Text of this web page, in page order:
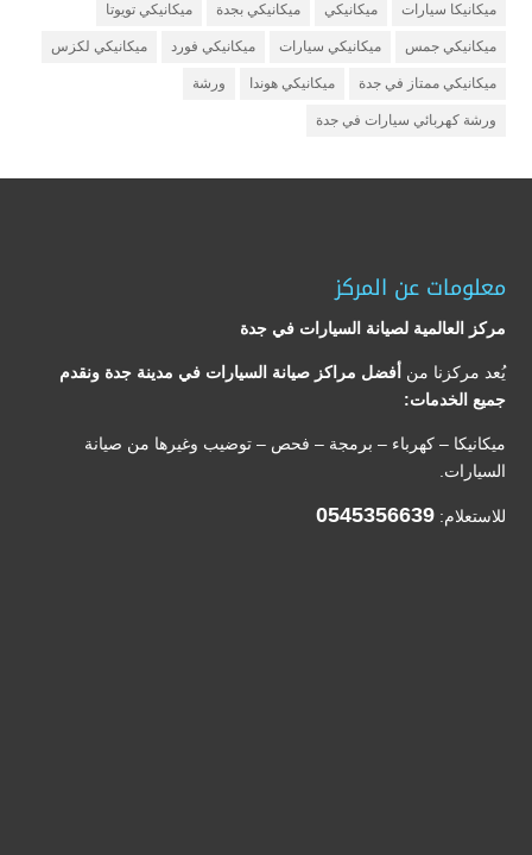
ميكانيكا سيارات ميكانيكي ميكانيكي بجدة ميكانيكي تويوتا
ميكانيكي جمس ميكانيكي سيارات ميكانيكي فورد ميكانيكي لكزس
ميكانيكي ممتاز في جدة ميكانيكي هوندا ورشة
ورشة كهربائي سيارات في جدة
معلومات عن المركز
مركز العالمية لصيانة السيارات في جدة
يُعد مركزنا من أفضل مراكز صيانة السيارات في مدينة جدة ونقدم
جميع الخدمات:
ميكانيكا – كهرباء – برمجة – فحص – توضيب وغيرها من صيانة
السيارات.
للاستعلام: 0545356639